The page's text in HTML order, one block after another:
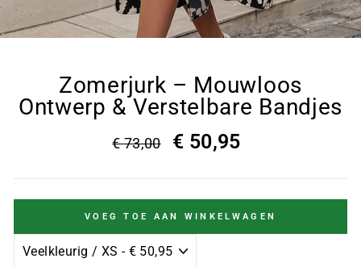
Zomerjurk – Mouwloos
Ontwerp & Verstelbare Bandjes
€ 73,00 € 50,95
VOEG TOE AAN WINKELWAGEN